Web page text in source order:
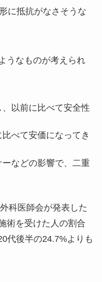
に抵抗がなさそうな
うなものが考えられ
以前に比べて安全性
べて安価になってき
などの影響で、二重
科医師会が発表した
術を受けた人の割合
代後半の24.7%よりも